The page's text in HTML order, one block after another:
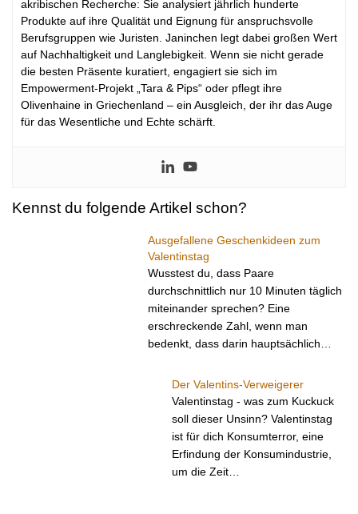
akribischen Recherche: Sie analysiert jährlich hunderte
Produkte auf ihre Qualität und Eignung für anspruchsvolle
Berufsgruppen wie Juristen. Janinchen legt dabei großen Wert
auf Nachhaltigkeit und Langlebigkeit. Wenn sie nicht gerade
die besten Präsente kuratiert, engagiert sie sich im
Empowerment-Projekt „Tara & Pips“ oder pflegt ihre
Olivenhaine in Griechenland – ein Ausgleich, der ihr das Auge
für das Wesentliche und Echte schärft.
Kennst du folgende Artikel schon?
Ausgefallene Geschenkideen zum
Valentinstag
Wusstest du, dass Paare
durchschnittlich nur 10 Minuten täglich
miteinander sprechen? Eine
erschreckende Zahl, wenn man
bedenkt, dass darin hauptsächlich…
Der Valentins-Verweigerer
Valentinstag - was zum Kuckuck
soll dieser Unsinn? Valentinstag
ist für dich Konsumterror, eine
Erfindung der Konsumindustrie,
um die Zeit…